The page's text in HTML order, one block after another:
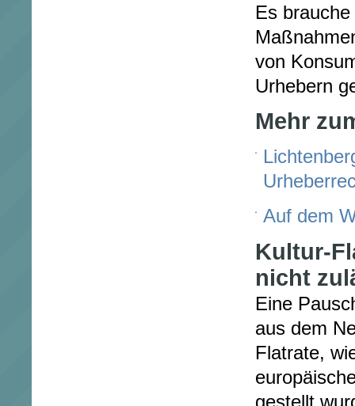
Es
von
Urhebern
Mehr
Auf dem
Kultur-
nicht
Eine
aus dem
Flatrate,